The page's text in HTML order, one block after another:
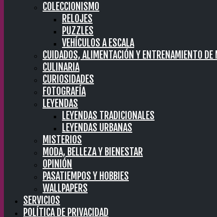
COLECCIONISMO
RELOJES
PUZZLES
VEHÍCULOS A ESCALA
CUIDADOS, ALIMENTACIÓN Y ENTRENAMIENTO DE
CULINARIA
CURIOSIDADES
FOTOGRAFÍA
LEYENDAS
LEYENDAS TRADICIONALES
LEYENDAS URBANAS
MISTERIOS
MODA, BELLEZA Y BIENESTAR
OPINIÓN
PASATIEMPOS Y HOBBIES
WALLPAPERS
SERVICIOS
POLÍTICA DE PRIVACIDAD